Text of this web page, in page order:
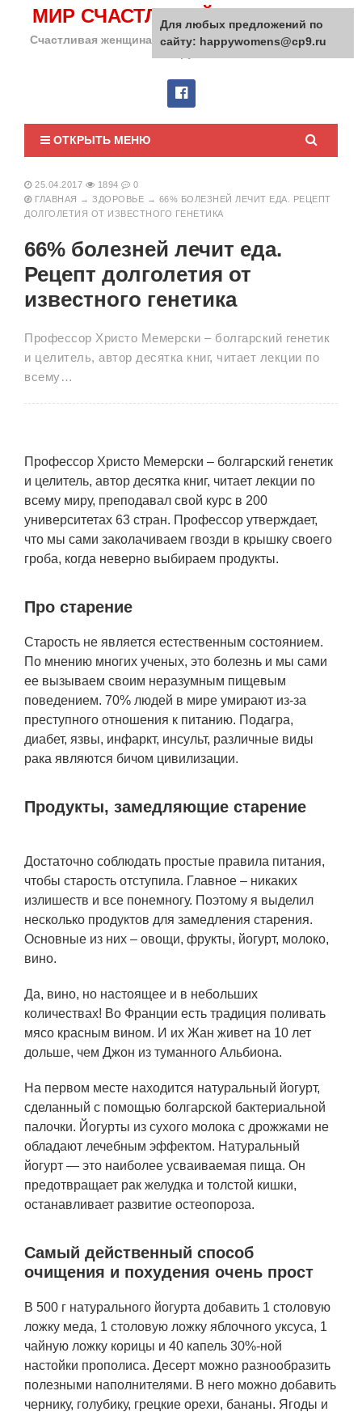
МИР СЧАСТЛИВОЙ ЖЕНЩИНЫ
Счастливая женщина сделает счастливым весь мир
ОТКРЫТЬ МЕНЮ
25.04.2017 1894
0
ГЛАВНАЯ → ЗДОРОВЬЕ → 66% БОЛЕЗНЕЙ ЛЕЧИТ ЕДА. РЕЦЕПТ
ДОЛГОЛЕТИЯ ОТ ИЗВЕСТНОГО ГЕНЕТИКА
66% болезней лечит еда.
Рецепт долголетия от
известного генетика
Профессор Христо Мемерски – болгарский генетик
и целитель, автор десятка книг, читает лекции по
всему…
Профессор Христо Мемерски – болгарский генетик
и целитель, автор десятка книг, читает лекции по
всему миру, преподавал свой курс в 200
университетах 63 стран. Профессор утверждает,
что мы сами заколачиваем гвозди в крышку своего
гроба, когда неверно выбираем продукты.
Про старение
Старость не является естественным состоянием.
По мнению многих ученых, это болезнь и мы сами
ее вызываем своим неразумным пищевым
поведением. 70% людей в мире умирают из-за
преступного отношения к питанию. Подагра,
диабет, язвы, инфаркт, инсульт, различные виды
рака являются бичом цивилизации.
Продукты, замедляющие старение
Достаточно соблюдать простые правила питания,
чтобы старость отступила. Главное – никаких
излишеств и все понемногу. Поэтому я выделил
несколько продуктов для замедления старения.
Основные из них – овощи, фрукты, йогурт, молоко,
вино.
Да, вино, но настоящее и в небольших
количествах! Во Франции есть традиция поливать
мясо красным вином. И их Жан живет на 10 лет
дольше, чем Джон из туманного Альбиона.
На первом месте находится натуральный йогурт,
сделанный с помощью болгарской бактериальной
палочки. Йогурты из сухого молока с дрожжами не
обладают лечебным эффектом. Натуральный
йогурт — это наиболее усваиваемая пища. Он
предотвращает рак желудка и толстой кишки,
останавливает развитие остеопороза.
Самый действенный способ
очищения и похудения очень прост
В 500 г натурального йогурта добавить 1 столовую
ложку меда, 1 столовую ложку яблочного уксуса, 1
чайную ложку корицы и 40 капель 30%-ной
настойки прополиса. Десерт можно разнообразить
полезными наполнителями. В него можно добавить
чернику, голубику, грецкие орехи, бананы. Ягоды и
Для любых предложений по
сайту: happywomens@cp9.ru